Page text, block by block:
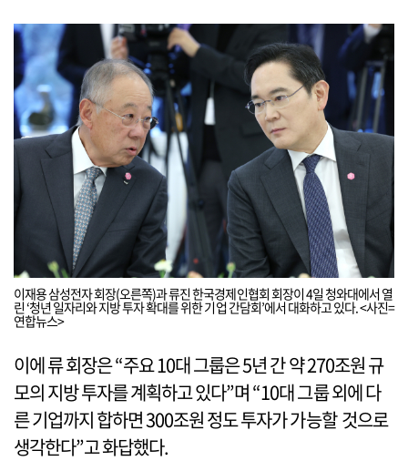
이재용 삼성전자 회장(오른쪽)과 류진 한국경제인협회 회장이 4일 청와대에서 열
린 ‘청년 일자리와 지방 투자 확대를 위한 기업 간담회’에서 대화하고 있다. <사진=
연합뉴스>
이에 류 회장은 “주요 10대 그룹은 5년 간 약 270조원 규
모의 지방 투자를 계획하고 있다”며 “10대 그룹 외에 다
른 기업까지 합하면 300조원 정도 투자가 가능할 것으로
생각한다”고 화답했다.